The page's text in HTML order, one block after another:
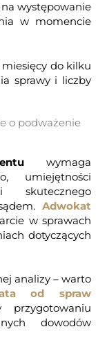
występowanie
w momencie
do kilku
sprawy i liczby
o podważenie
wymaga
umiejętności
skutecznego
Adwokat
w sprawach
dotyczących
analizy – warto
od spraw
dowodów